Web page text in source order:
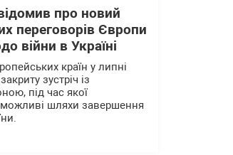
про новий
переговорів Європи
війни в Україні
країн у липні
зустріч із
під час якої
шляхи завершення